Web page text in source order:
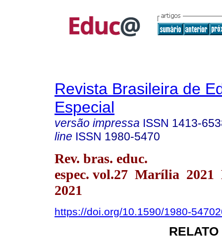
Revista Brasileira de
Especial
versão impressa ISSN 1413-
line ISSN 1980-5470
Rev. bras. educ.
espec. vol.27 Marília 2021
2021
https://doi.org/10.1590/1980-